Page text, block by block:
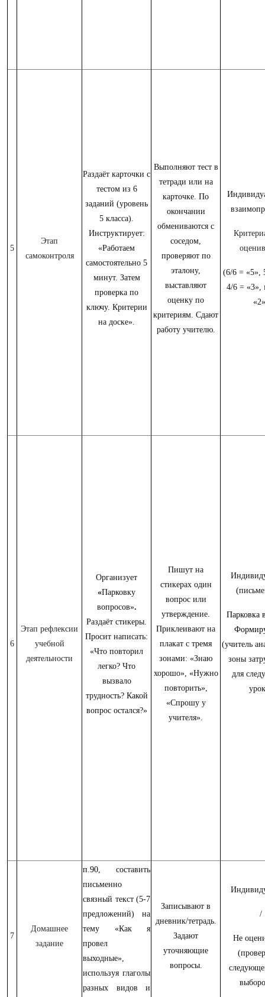
5
Этап
самоконтроля
Раздаёт карточки с
тестом из 6
заданий (уровень
5 класса).
Инструктирует:
«Работаем
самостоятельно 5
минут. Затем
проверка по
ключу. Критерии
на доске».
Выполняют тест в
тетради или на
карточке. По
окончании
обмениваются с
соседом,
проверяют по
эталону,
выставляют
оценку по
критериям. Сдают
работу учителю.
(6/6 = «5»,
4/6 =
6
Этап рефлексии
учебной
деятельности
Организует
«Парковку
вопросов».
Раздаёт стикеры.
Просит написать:
«Что повторил
легко? Что
вызвало
трудность? Какой
вопрос остался?»
Пишут на
стикерах один
вопрос или
утверждение.
Приклеивают на
плакат с тремя
зонами: «Знаю
хорошо», «Нужно
повторить»,
«Спрошу у
учителя».
Парковка
(учитель
зоны
для
7
Домашнее
задание
п.90, составить
письменно
связный текст (5-7
предложений) на
тему «Как я
провел
выходные»,
используя глаголы
разных видов и
Записывают в
дневник/тетрадь.
Задают
уточняющие
вопросы.
/
Не